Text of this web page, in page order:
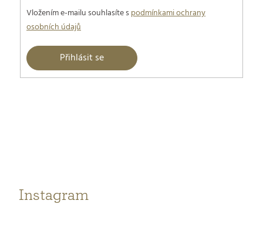
Vložením e-mailu souhlasíte spodmínkami ochrany
osobních údajů
Přihlásit se
Instagram